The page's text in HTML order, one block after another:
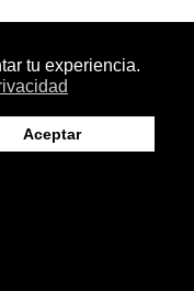
y aporta suavidad.
con
el brillo y aporta